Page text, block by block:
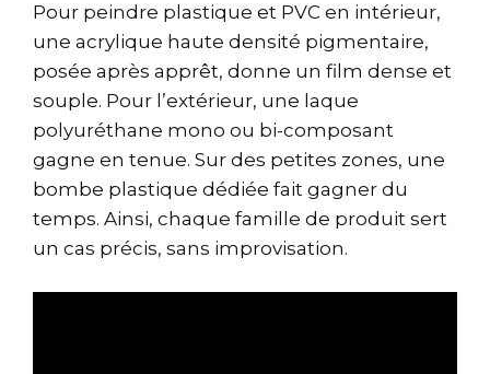
Pour peindre plastique et PVC en intérieur,
une acrylique haute densité pigmentaire,
posée après apprêt, donne un film dense et
souple. Pour l’extérieur, une laque
polyuréthane mono ou bi-composant
gagne en tenue. Sur des petites zones, une
bombe plastique dédiée fait gagner du
temps. Ainsi, chaque famille de produit sert
un cas précis, sans improvisation.